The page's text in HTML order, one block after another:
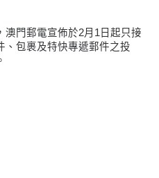
澳門郵電宣佈於2月1日起只接
、包裹及特快專遞郵件之投